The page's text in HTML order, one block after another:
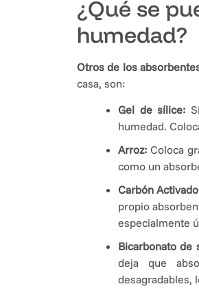
¿Qué se
humedad?
Otros de los
casa, son:
Gel de sílice:
humedad.
Arroz: Coloca
como un
Carbón
propio
especialmente
Bicarbonato de
deja que
desagradables,